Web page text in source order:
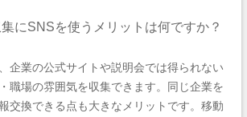
にSNSを使うメリットは何ですか？
企業の公式サイトや説明会では得られない
職場の雰囲気を収集できます。同じ企業を
交換できる点も大きなメリットです。移動